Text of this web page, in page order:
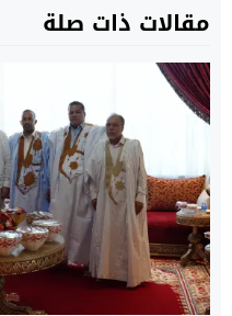
مقالات ذات صلة